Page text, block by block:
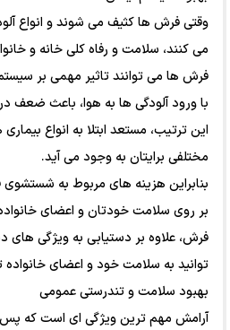
وقتی فرش ها کثیف می شوند و انواع
می کنند، سلامت و رفاه کلی خانه و
فرش ها می توانند تاثیر مهمی بر
با ورود آلودگی ها به هوا، باعث ضعف
این ترتیب، مستعد ابتلا به انواع
مختلفی برایتان به وجود می آید.
بنابراین هزینه های مربوط به
بر روی سلامت خودتان و اعضای
فرش، علاوه بر دستیابی به ویژگی های
توانید به سلامت خود و اعضای خانواده
بهبود سلامت و تندرستی عمومی
آرامش مهم ترین ویژگی ای است که